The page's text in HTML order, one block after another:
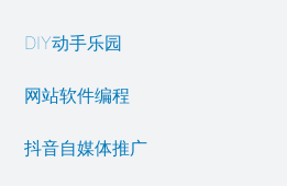
DIY动手乐园
网站软件编程
抖音自媒体推广